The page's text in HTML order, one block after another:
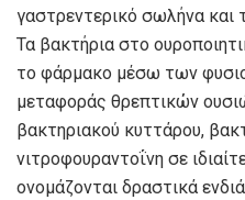
γαστρεντερικό σωλήνα και
Τα βακτήρια στο
το φάρμακο μέσω των
μεταφοράς θρεπτικών
βακτηριακού κυττάρου,
νιτροφουραντοΐνη σε
ονομάζονται δραστικά